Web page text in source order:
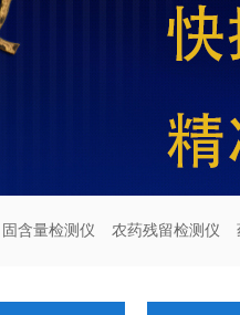
固含量检测仪 农药残留检测仪